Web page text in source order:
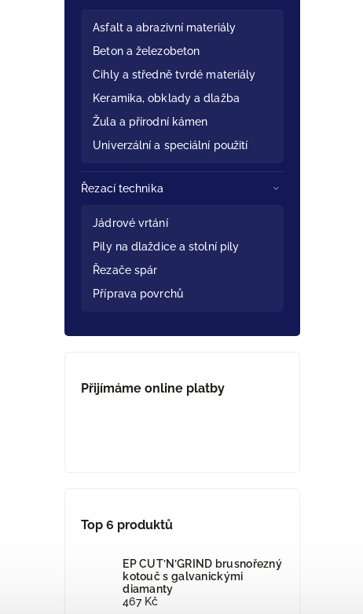
Asfalt a abrazivní materiály
Beton a železobeton
Cihly a středně tvrdé materiály
Keramika, obklady a dlažba
Žula a přírodní kámen
Univerzální a speciální použití
Řezací technika
Jádrové vrtání
Pily na dlaždice a stolní pily
Řezače spár
Příprava povrchů
Přijímáme online platby
Top 6 produktů
EP CUT’N’GRIND brusnořezný
kotouč s galvanickými
diamanty
467 Kč